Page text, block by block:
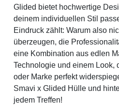
Glided bietet hochwertige
deinem individuellen Stil
Eindruck zählt: Warum also
überzeugen, die
eine Kombination aus edlen
Technologie und einem Look,
oder Marke perfekt
Smavi x Glided Hülle und
jedem Treffen!